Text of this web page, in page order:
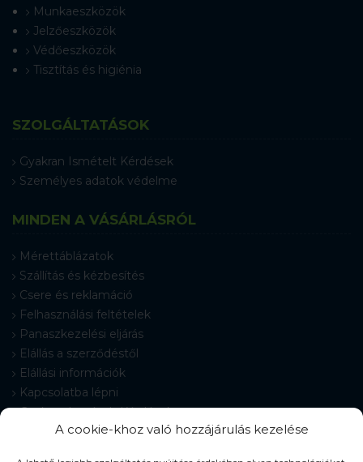
A cookie-khoz való hozzájárulás kezelése
Munkaeszközök
Jelzőeszközök
Védőeszközök
Tisztítás és higiénia
SZOLGÁLTATÁSOK
Gyakran Ismételt Kérdések
Személyes adatok védelme
MINDEN A VÁSÁRLÁSRÓL
Mérettáblázatok
Szállítás és kézbesítés
Csere és reklamáció
Felhasználási feltételek
Panaszkezelési eljárás
Elállás a szerződéstől
Elállási információk
Kapcsolatba lépni
Gyakran Ismételt Kérdések
Cookie-beállítások